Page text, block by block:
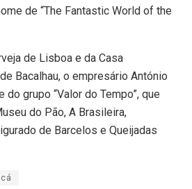
de “The Fantastic World of the
de Lisboa e da Casa
Bacalhau, o empresário António
grupo “Valor do Tempo”, que
do Pão, A Brasileira,
de Barcelos e Queijadas